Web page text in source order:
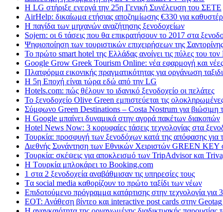
Η LG στήριξε ενεργά την 25η Γενική Συνέλευση του ΣΕΤΕ
AirHelp: δικαίωμα ετήσιας αποζημίωσης €330 για
Η παγίδα των μηχανών αναζήτησης ξενοδοχείων
Sojern: οι 6 τάσεις που θα επικρατήσουν το 2017 στα
Ψηφιοποίηση των τουριστικών επιχειρήσεων της
Το πρώτο smart hotel της Ελλάδας ανοίγει τις πύλες του τον
Google Grow Greek Tourism Online: νέα εφαρμογή και νέες
Πλατφόρμα εικονικής πραγματικότητας για οργάνωση
Η 5η Εποχή είναι τώρα εδώ από την LG
Hotels.com: πώς θέλουν το ιδανικό ξενοδοχείο οι πελάτες
To ξενοδοχείο Olive Green εμπιστεύεται τις
Σύμφωνο Green Destinations – Costa Nostrum για βιώσιμη
H Google μπαίνει δυναμικά στην αγορά πακέτων διακοπών
Hotel News Now: 3 κορυφαίες τάσεις τεχνολογίας στα
Τουρκία: προσφυγή των ξενοδόχων κατά της απόφασης για
Διεθνής Συνάντηση των Εθνικών Χειριστών GREEN KEY
Τουρκία: σκέψεις για αποκλεισμό των TripAdvisor και
H Tουρκία μπλοκάρει το Booking.com
1 στα 2 ξενοδοχεία αναβάθμισαν τις υπηρεσίες τους
Tα social media καθορίζουν το πρώτο ταξίδι των νέων
Επιδοτούμενο πρόγραμμα κατάρτισης στην τεχνολογία για
ΕΟΤ: Ανάθεση βίντεο και interactive post cards στην